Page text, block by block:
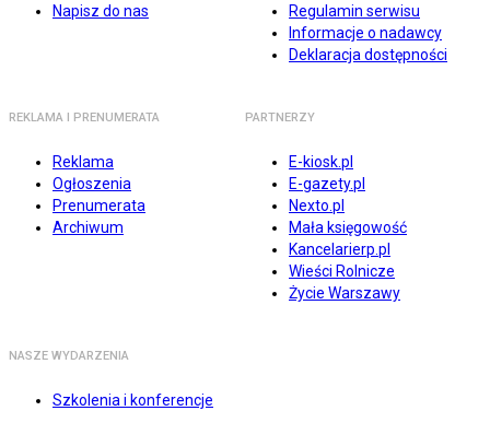
Napisz do nas
Regulamin serwisu
Informacje o nadawcy
Deklaracja dostępności
REKLAMA I PRENUMERATA
Reklama
Ogłoszenia
Prenumerata
Archiwum
PARTNERZY
E-kiosk.pl
E-gazety.pl
Nexto.pl
Mała księgowość
Kancelarierp.pl
Wieści Rolnicze
Życie Warszawy
NASZE WYDARZENIA
Szkolenia i konferencje